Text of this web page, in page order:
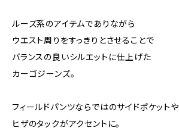
ルーズ系のアイテムでありながら
ウエスト周りをすっきりとさせることで
バランスの良いシルエットに仕上げた
カーゴジーンズ。
フィールドパンツならではのサイドポケットや
ヒザのタックがアクセントに。